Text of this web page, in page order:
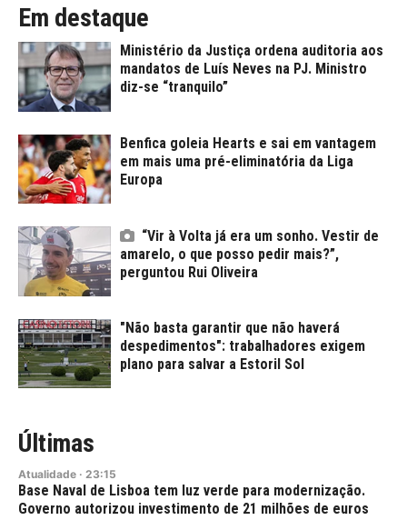
Em destaque
Ministério da Justiça ordena auditoria aos
mandatos de Luís Neves na PJ. Ministro
diz-se “tranquilo”
Benfica goleia Hearts e sai em vantagem
em mais uma pré-eliminatória da Liga
Europa
“Vir à Volta já era um sonho. Vestir de
amarelo, o que posso pedir mais?”,
perguntou Rui Oliveira
"Não basta garantir que não haverá
despedimentos": trabalhadores exigem
plano para salvar a Estoril Sol
Últimas
Atualidade · 23:15
Base Naval de Lisboa tem luz verde para modernização.
Governo autorizou investimento de 21 milhões de euros